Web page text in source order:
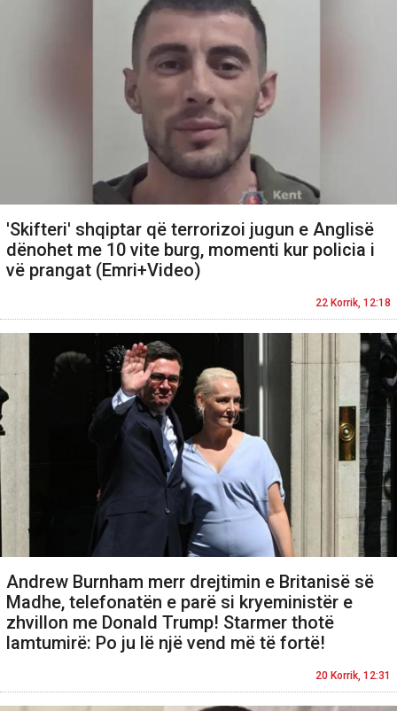
'Skifteri' shqiptar që terrorizoi jugun e Anglisë
dënohet me 10 vite burg, momenti kur policia i
vë prangat (Emri+Video)
22 Korrik, 12:18
Andrew Burnham merr drejtimin e Britanisë së
Madhe, telefonatën e parë si kryeministër e
zhvillon me Donald Trump! Starmer thotë
lamtumirë: Po ju lë një vend më të fortë!
20 Korrik, 12:31